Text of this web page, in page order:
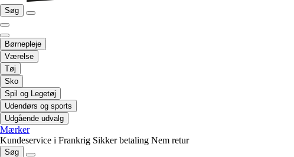
Søg
Børnepleje
Værelse
Tøj
Sko
Spil og Legetøj
Udendørs og sports
Udgående udvalg
Mærker
Kundeservice i Frankrig Sikker betaling Nem retur
Søg